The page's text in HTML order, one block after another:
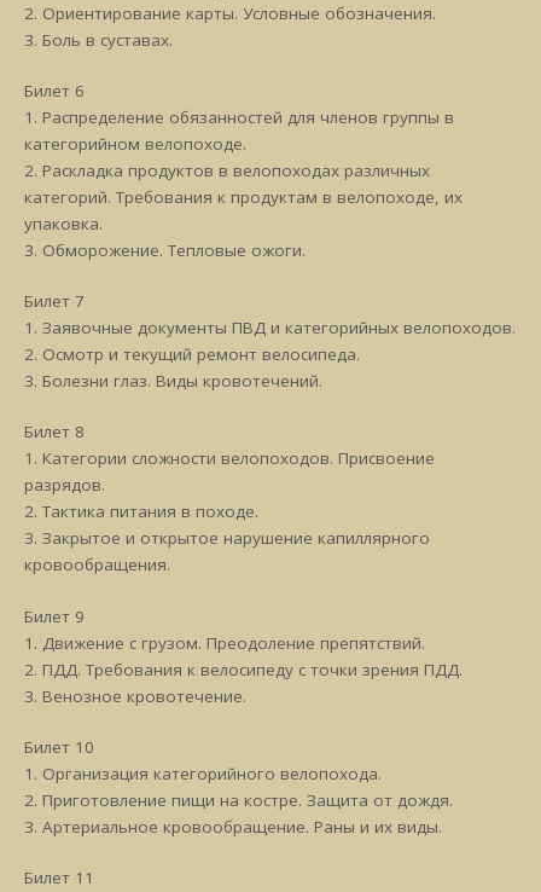
2. Ориентирование карты. Условные обозначения.
3. Боль в суставах.
Билет 6
1. Распределение обязанностей для членов группы в
категорийном велопоходе.
2. Раскладка продуктов в велопоходах различных
категорий. Требования к продуктам в велопоходе, их
упаковка.
3. Обморожение. Тепловые ожоги.
Билет 7
1. Заявочные документы ПВД и категорийных велопоходов.
2. Осмотр и текущий ремонт велосипеда.
3. Болезни глаз. Виды кровотечений.
Билет 8
1. Категории сложности велопоходов. Присвоение
разрядов.
2. Тактика питания в походе.
3. Закрытое и открытое нарушение капиллярного
кровообращения.
Билет 9
1. Движение с грузом. Преодоление препятствий.
2. ПДД. Требования к велосипеду с точки зрения ПДД.
3. Венозное кровотечение.
Билет 10
1. Организация категорийного велопохода.
2. Приготовление пищи на костре. Защита от дождя.
3. Артериальное кровообращение. Раны и их виды.
Билет 11